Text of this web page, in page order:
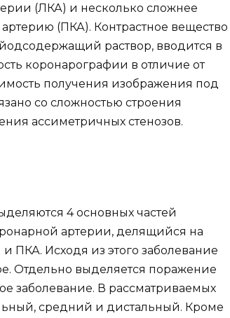
(ЛКА) и несколько сложнее
(ПКА). Контрастное вещество
раствор, вводится в
коронарографии в отличие от
получения изображения под
со сложностью строения
ассиметричных стенозов.
4 основных частей
артерии, делящийся на
Исходя из этого заболевание
Отдельно выделяется поражение
заболевание. В рассматриваемых
средний и дистальный. Кроме